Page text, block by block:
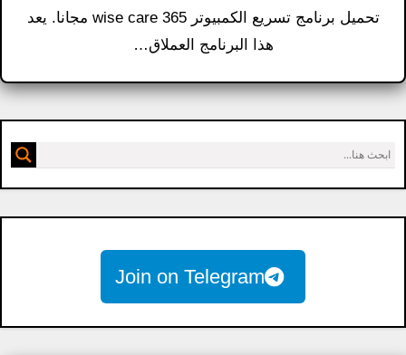
تحميل برنامج تسريع الكمبيوتر wise care 365 مجانا. يعد
هذا البرنامج العملاق…
Join on Telegram